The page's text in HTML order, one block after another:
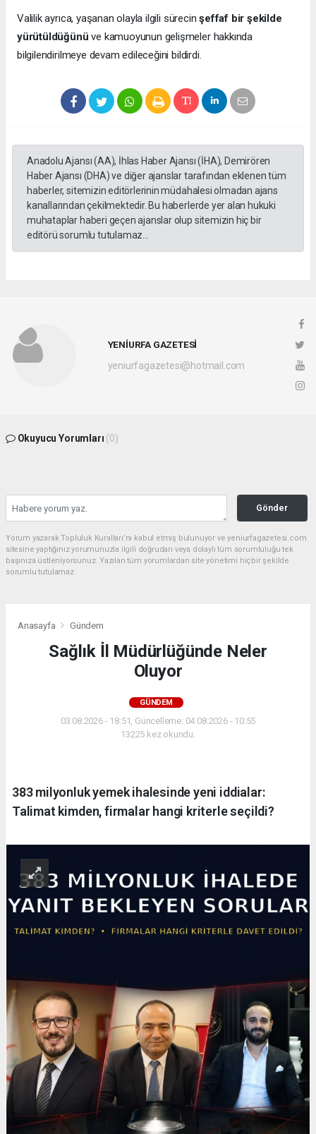
Valilik ayrıca, yaşanan olayla ilgili sürecinşeffaf bir şekilde
yürütüldüğünü ve kamuoyunun gelişmeler hakkında
bilgilendirilmeye devam edileceğini bildirdi.
Anadolu Ajansı (AA), İhlas Haber Ajansı (İHA), Demirören
Haber Ajansı (DHA) ve diğer ajanslar tarafından eklenen tüm
haberler, sitemizin editörlerinin müdahalesi olmadan ajans
kanallarından çekilmektedir. Bu haberlerde yer alan hukuki
muhataplar haberi geçen ajanslar olup sitemizin hiç bir
editörü sorumlu tutulamaz...
YENİURFA GAZETESİ
yeniurfagazetesi@hotmail.com
Okuyucu Yorumları (0)
Gönder
Yorum yazarak Topluluk Kuralları’nı kabul etmiş bulunuyor ve yeniurfagazetesi.com
sitesine yaptığınız yorumunuzla ilgili doğrudan veya dolaylı tüm sorumluluğu tek
başınıza üstleniyorsunuz. Yazılan tüm yorumlardan site yönetimi hiçbir şekilde
sorumlu tutulamaz.
Anasayfa Gündem
Sağlık İl Müdürlüğünde Neler
Oluyor
GÜNDEM
03.08.2026 - 18:51, Güncelleme: 04.08.2026 - 10:55
13225 kez okundu.
383 milyonluk yemek ihalesinde yeni iddialar:
Talimat kimden, firmalar hangi kriterle seçildi?